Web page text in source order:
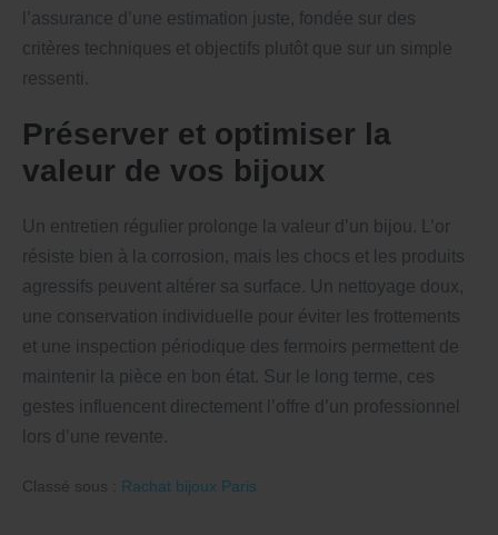
l’assurance d’une estimation juste, fondée sur des
critères techniques et objectifs plutôt que sur un simple
ressenti.
Préserver et optimiser la
valeur de vos bijoux
Un entretien régulier prolonge la valeur d’un bijou. L’or
résiste bien à la corrosion, mais les chocs et les produits
agressifs peuvent altérer sa surface. Un nettoyage doux,
une conservation individuelle pour éviter les frottements
et une inspection périodique des fermoirs permettent de
maintenir la pièce en bon état. Sur le long terme, ces
gestes influencent directement l’offre d’un professionnel
lors d’une revente.
Classé sous : Rachat bijoux Paris